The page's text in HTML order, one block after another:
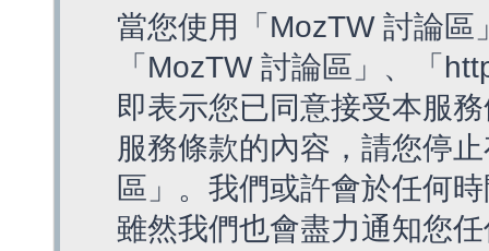
當您使用「MozTW 討論
「MozTW 討論區」、「
即表示您已同意接受本服
服務條款的內容，請您停
區」。我們或許會於任何
雖然我們也會盡力通知您